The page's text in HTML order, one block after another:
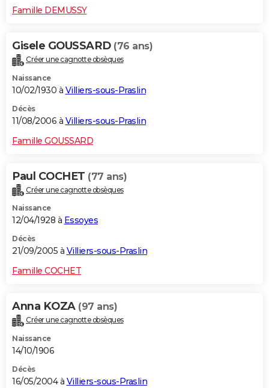
Famille DEMUSSY
Gisele GOUSSARD (76 ans)
Créer une cagnotte obsèques
Naissance
10/02/1930 à Villiers-sous-Praslin
Décès
11/08/2006 à Villiers-sous-Praslin
Famille GOUSSARD
Paul COCHET (77 ans)
Créer une cagnotte obsèques
Naissance
12/04/1928 à Essoyes
Décès
21/09/2005 à Villiers-sous-Praslin
Famille COCHET
Anna KOZA (97 ans)
Créer une cagnotte obsèques
Naissance
14/10/1906
Décès
16/05/2004 à Villiers-sous-Praslin